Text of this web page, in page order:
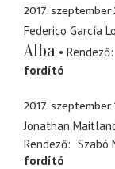
2017. szeptember
Federico García
Alba
Rendező
fordító
2017. szeptember
Jonathan
Rendező
Szabó
fordító